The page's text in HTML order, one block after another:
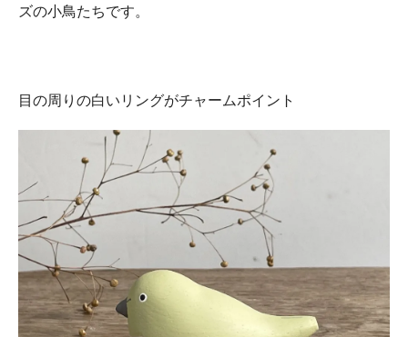
ズの小鳥たちです。
目の周りの白いリングがチャームポイント